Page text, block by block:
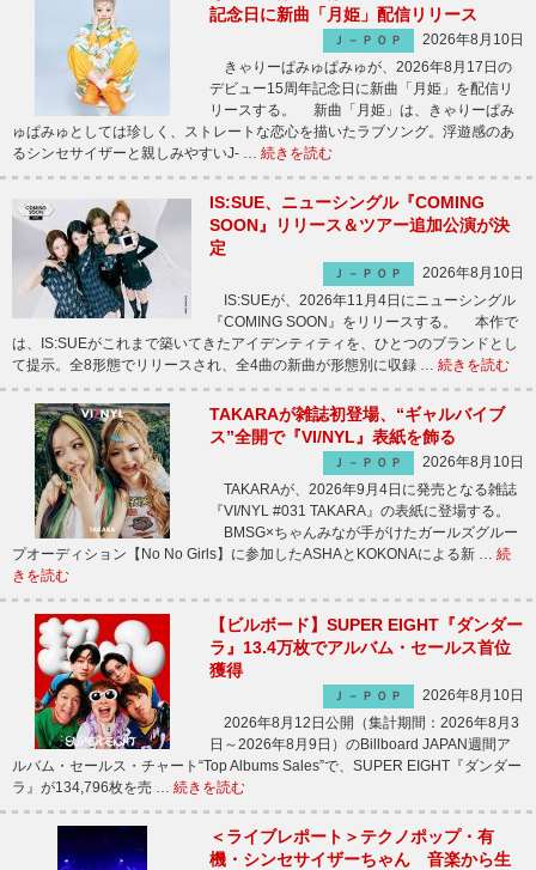
記念日に新曲「月姫」配信リリース
Ｊ－ＰＯＰ
2026年8月10日
きゃりーぱみゅぱみゅが、2026年8月17日の
デビュー15周年記念日に新曲「月姫」を配信リ
リースする。 新曲「月姫」は、きゃりーぱみ
ゅぱみゅとしては珍しく、ストレートな恋心を描いたラブソング。浮遊感のあ
るシンセサイザーと親しみやすいJ- … 続きを読む
IS:SUE、ニューシングル『COMING
SOON』リリース＆ツアー追加公演が決
定
Ｊ－ＰＯＰ
2026年8月10日
IS:SUEが、2026年11月4日にニューシングル
『COMING SOON』をリリースする。 本作で
は、IS:SUEがこれまで築いてきたアイデンティティを、ひとつのブランドとし
て提示。全8形態でリリースされ、全4曲の新曲が形態別に収録 … 続きを読む
TAKARAが雑誌初登場、“ギャルバイブ
ス”全開で『VI/NYL』表紙を飾る
Ｊ－ＰＯＰ
2026年8月10日
TAKARAが、2026年9月4日に発売となる雑誌
『VI/NYL #031 TAKARA』の表紙に登場する。
BMSG×ちゃんみなが手がけたガールズグルー
プオーディション【No No Girls】に参加したASHAとKOKONAによる新 … 続
きを読む
【ビルボード】SUPER EIGHT『ダンダー
ラ』13.4万枚でアルバム・セールス首位
獲得
Ｊ－ＰＯＰ
2026年8月10日
2026年8月12日公開（集計期間：2026年8月3
日～2026年8月9日）のBillboard JAPAN週間ア
ルバム・セールス・チャート“Top Albums Sales”で、SUPER EIGHT『ダンダー
ラ』が134,796枚を売 … 続きを読む
＜ライブレポート＞テクノポップ・有
機・シンセサイザーちゃん 音楽から生